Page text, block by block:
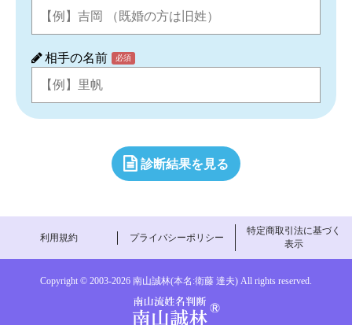
相手の名前 必須
診断結果を見る
利用規約 プライバシーポリシー
特定商取引法に基づく
表示
Copyright © 2003-2026 南山誠林(本名:衛藤 達夫) All rights reserved.